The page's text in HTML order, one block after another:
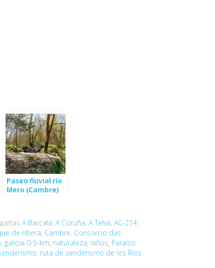
Paseo fluvial río
Mero (Cambre)
A Barcala, A Coruña, A Telva, AC-214,
de ribera, Cambre, Consorcio das
, galicia-0-5-km, naturaleza, niños, Paraíso
, ruta de senderismo de los Ríos